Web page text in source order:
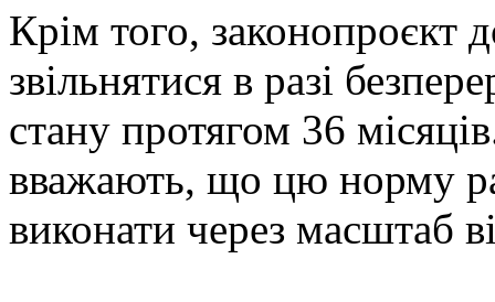
Крім того, законопроєкт
звільнятися в разі
стану протягом 36
вважають, що цю норму
виконати через масштаб